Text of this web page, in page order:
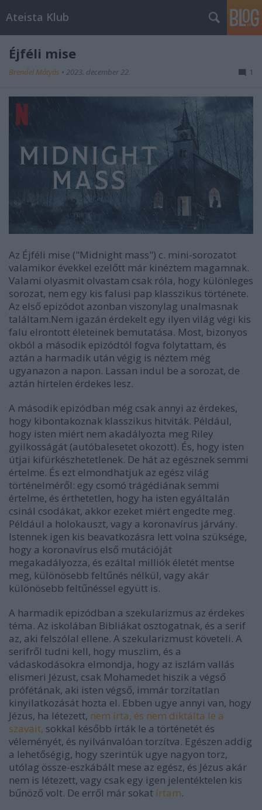
Ateista Klub
Éjféli mise
Brendel Mátyás • 2023. december 22. 1
Az Éjféli mise ("Midnight mass") c. mini-sorozatot
valamikor évekkel ezelőtt már kinéztem magamnak.
Valami olyasmit olvastam csak róla, hogy különleges
sorozat, nem egy kis falusi pap klasszikus története.
Az első epizódot azonban viszonylag unalmasnak
találtam.Nem igazán érdekelt egy ilyen világ végi kis
falu elrontott életeinek bemutatása. Most, bizonyos
okból a második epizódtól fogva folytattam, és
aztán a harmadik után végig is néztem még
ugyanazon a napon. Lassan indul be a sorozat, de
aztán hirtelen érdekes lesz.
A második epizódban még csak annyi az érdekes,
hogy kibontakoznak klasszikus hitviták. Például,
hogy isten miért nem akadályozta meg Riley
gyilkosságát (autóbalesetet okozott). És, hogy isten
útjai kifürkészhetetlenek. De hát az egésznek semmi
értelme. És ezt elmondhatjuk az egész világ
történelméről: egy csomó trágédiának semmi
értelme, és érthetetlen, hogy ha isten egyáltalán
csinál csodákat, akkor ezeket miért engedte meg.
Például a holokauszt, vagy a koronavírus járvány.
Istennek igen kis beavatkozásra lett volna szüksége,
hogy a koronavírus első mutációját
megakadályozza, és ezáltal milliók életét mentse
meg, különösebb feltűnés nélkül, vagy akár
különösebb feltűnéssel együtt is.
A harmadik epizódban a szekularizmus az érdekes
téma. Az iskolában Bibliákat osztogatnak, és a serif
az, aki felszólal ellene. A szekularizmust követeli. A
serifről tudni kell, hogy muszlim, és a
vádaskodásokra elmondja, hogy az iszlám vallás
elismeri Jézust, csak Mohamedet hiszik a végső
prófétának, aki isten végső, immár torzítatlan
kinyilatkozását hozta el. Ebben ugye annyi van, hogy
Jézus, ha létezett, nem írta, és nem diktálta le a
szavait, sokkal később írták le a történetét és
véleményét, és nyilvánvalóan torzítva. Egészen addig
a lehetőségig, hogy szerintük ugye nagyon torz,
utólag össze-eszkábált mese az egész, és Jézus akár
nem is létezett, vagy csak egy igen jelentéktelen kis
bűnöző volt. De erről már sokat írtam.